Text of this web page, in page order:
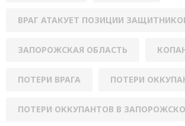
ВРАГ АТАКУЕТ ПОЗИЦИИ
ЗАПОРОЖСКАЯ ОБЛАСТЬ
ПОТЕРИ ВРАГА ПОТЕРИ
ПОТЕРИ ОККУПАНТОВ В